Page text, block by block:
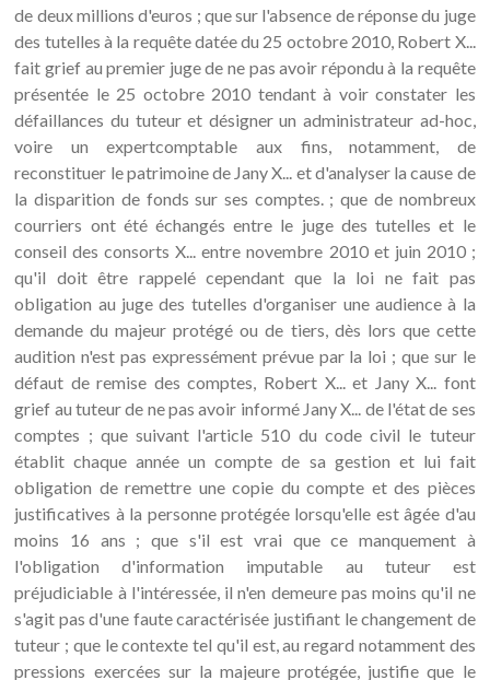
de deux millions d'euros ; que sur l'absence de réponse du juge
des tutelles à la requête datée du 25 octobre 2010, Robert X...
fait grief au premier juge de ne pas avoir répondu à la requête
présentée le 25 octobre 2010 tendant à voir constater les
défaillances du tuteur et désigner un administrateur ad-hoc,
voire un expertcomptable aux fins, notamment, de
reconstituer le patrimoine de Jany X... et d'analyser la cause de
la disparition de fonds sur ses comptes. ; que de nombreux
courriers ont été échangés entre le juge des tutelles et le
conseil des consorts X... entre novembre 2010 et juin 2010 ;
qu'il doit être rappelé cependant que la loi ne fait pas
obligation au juge des tutelles d'organiser une audience à la
demande du majeur protégé ou de tiers, dès lors que cette
audition n'est pas expressément prévue par la loi ; que sur le
défaut de remise des comptes, Robert X... et Jany X... font
grief au tuteur de ne pas avoir informé Jany X... de l'état de ses
comptes ; que suivant l'article 510 du code civil le tuteur
établit chaque année un compte de sa gestion et lui fait
obligation de remettre une copie du compte et des pièces
justificatives à la personne protégée lorsqu'elle est âgée d'au
moins 16 ans ; que s'il est vrai que ce manquement à
l'obligation d'information imputable au tuteur est
préjudiciable à l'intéressée, il n'en demeure pas moins qu'il ne
s'agit pas d'une faute caractérisée justifiant le changement de
tuteur ; que le contexte tel qu'il est, au regard notamment des
pressions exercées sur la majeure protégée, justifie que le